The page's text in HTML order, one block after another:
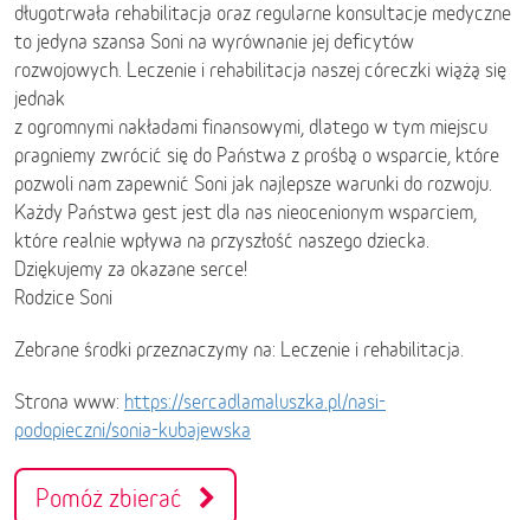
długotrwała rehabilitacja oraz regularne konsultacje medyczne
to jedyna szansa Soni na wyrównanie jej deficytów
rozwojowych. Leczenie i rehabilitacja naszej córeczki wiążą się
jednak
z ogromnymi nakładami finansowymi, dlatego w tym miejscu
pragniemy zwrócić się do Państwa z prośbą o wsparcie, które
pozwoli nam zapewnić Soni jak najlepsze warunki do rozwoju.
Każdy Państwa gest jest dla nas nieocenionym wsparciem,
które realnie wpływa na przyszłość naszego dziecka.
Dziękujemy za okazane serce!
Rodzice Soni
Zebrane środki przeznaczymy na: Leczenie i rehabilitacja.
Strona www: https://sercadlamaluszka.pl/nasi-
podopieczni/sonia-kubajewska
Pomóż zbierać